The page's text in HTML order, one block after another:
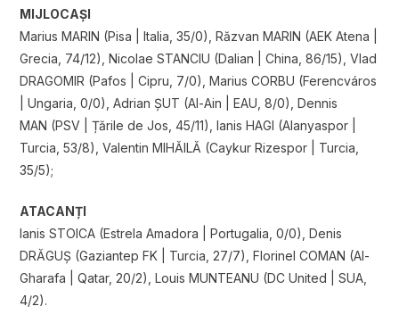
MIJLOCAȘI
Marius MARIN (Pisa | Italia, 35/0), Răzvan MARIN (AEK Atena |
Grecia, 74/12), Nicolae STANCIU (Dalian | China, 86/15), Vlad
DRAGOMIR (Pafos | Cipru, 7/0), Marius CORBU (Ferencváros
| Ungaria, 0/0), Adrian ȘUT (Al-Ain | EAU, 8/0), Dennis
MAN (PSV | Țările de Jos, 45/11), Ianis HAGI (Alanyaspor |
Turcia, 53/8), Valentin MIHĂILĂ (Caykur Rizespor | Turcia,
35/5);
ATACANȚI
Ianis STOICA (Estrela Amadora | Portugalia, 0/0), Denis
DRĂGUȘ (Gaziantep FK | Turcia, 27/7), Florinel COMAN (Al-
Gharafa | Qatar, 20/2), Louis MUNTEANU (DC United | SUA,
4/2).